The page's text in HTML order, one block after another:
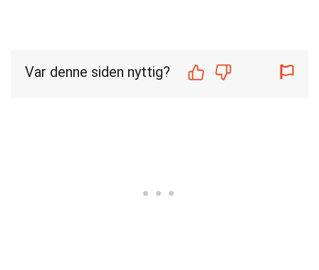
Var denne siden nyttig?